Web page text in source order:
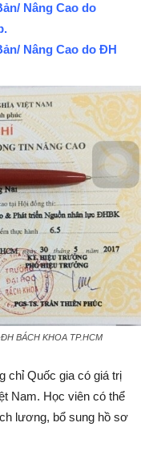
Nâng Cao do
Nâng Cao do ĐH
BÁCH KHOA TP.HCM
chỉ Quốc gia có giá trị
Nam. Học viên có thể
lương, bổ sung hồ sơ